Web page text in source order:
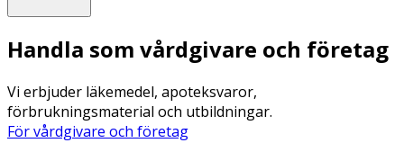
Handla som vårdgivare och företag
Vi erbjuder läkemedel, apoteksvaror,
förbrukningsmaterial och utbildningar.
För vårdgivare och företag